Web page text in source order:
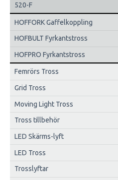
520-F
HOFFORK Gaffelkoppling
HOFBULT Fyrkantstross
HOFPRO Fyrkantstross
Femrörs Tross
Grid Tross
Moving Light Tross
Tross tillbehör
LED Skärms-lyft
LED Tross
Trosslyftar